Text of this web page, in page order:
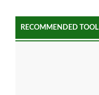
RECOMMENDED TOOL